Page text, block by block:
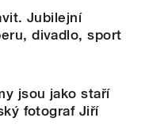
Jubilejní
divadlo, sport
jsou jako staří
fotograf Jiří